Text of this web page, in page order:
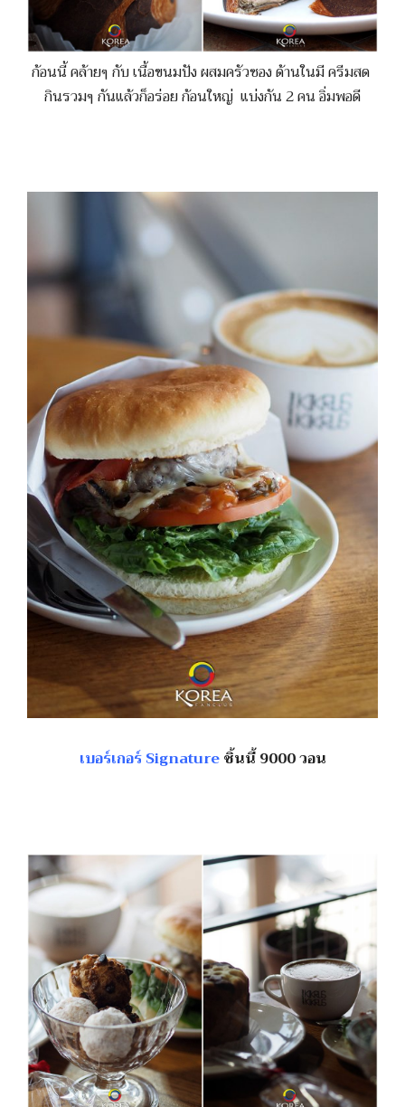
ก้อนนี้ คล้ายๆ กับ เนื้อขนมปัง ผสมครัวซอง ด้านในมี ครีมสด
กินรวมๆ กันแล้วก็อร่อย ก้อนใหญ่ แบ่งกัน 2 คน อิ่มพอดี
เบอร์เกอร์ Signatureชิ้นนี้ 9000 วอน